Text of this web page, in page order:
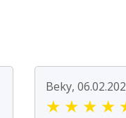
Beky,
★ ★ ★ ★